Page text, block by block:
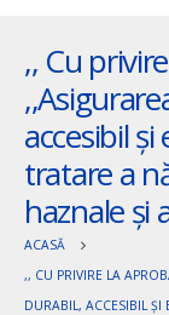
,, Cu
accesibil și
tratare a
haznale și
ACASĂ
,, CU PRIVIRE LA
DURABIL, ACCESIBIL ȘI